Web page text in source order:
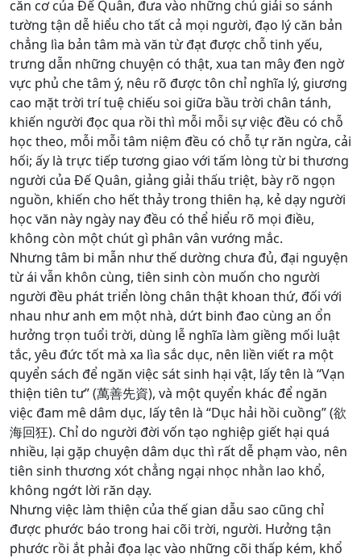
căn cơ của Đế Quân, đưa vào những chú giải so sánh
tường tận dễ hiểu cho tất cả mọi người, đạo lý căn bản
chẳng lìa bản tâm mà văn từ đạt được chỗ tinh yếu,
trưng dẫn những chuyện có thật, xua tan mây đen ngờ
vực phủ che tâm ý, nêu rõ được tôn chỉ nghĩa lý, giương
cao mặt trời trí tuệ chiếu soi giữa bầu trời chân tánh,
khiến người đọc qua rồi thì mỗi mỗi sự việc đều có chỗ
học theo, mỗi mỗi tâm niệm đều có chỗ tự răn ngừa, cải
hối; ấy là trực tiếp tương giao với tấm lòng từ bi thương
người của Đế Quân, giảng giải thấu triệt, bày rõ ngọn
nguồn, khiến cho hết thảy trong thiên hạ, kẻ dạy người
học văn này ngày nay đều có thể hiểu rõ mọi điều,
không còn một chút gì phân vân vướng mắc.
Nhưng tâm bi mẫn như thế dường chưa đủ, đại nguyện
từ ái vẫn khôn cùng, tiên sinh còn muốn cho người
người đều phát triển lòng chân thật khoan thứ, đối với
nhau như anh em một nhà, dứt binh đao cùng an ổn
hưởng trọn tuổi trời, dùng lễ nghĩa làm giềng mối luật
tắc, yêu đức tốt mà xa lìa sắc dục, nên liền viết ra một
quyển sách để ngăn việc sát sinh hại vật, lấy tên là “Vạn
thiện tiên tư” (萬善先資), và một quyển khác để ngăn
việc đam mê dâm dục, lấy tên là “Dục hải hồi cuồng” (欲
海回狂). Chỉ do người đời vốn tạo nghiệp giết hại quá
nhiều, lại gặp chuyện dâm dục thì rất dễ phạm vào, nên
tiên sinh thương xót chẳng ngại nhọc nhằn lao khổ,
không ngớt lời răn dạy.
Nhưng việc làm thiện của thế gian dẫu sao cũng chỉ
được phước báo trong hai cõi trời, người. Hưởng tận
phước rồi ắt phải đọa lạc vào những cõi thấp kém, khổ